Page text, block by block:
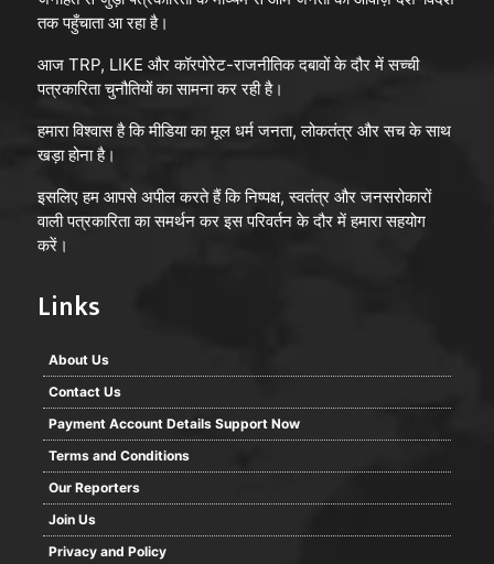
तक पहुँचाता आ रहा है।
आज TRP, LIKE और कॉरपोरेट-राजनीतिक दबावों के दौर में सच्ची
पत्रकारिता चुनौतियों का सामना कर रही है।
हमारा विश्वास है कि मीडिया का मूल धर्म जनता, लोकतंत्र और सच के साथ
खड़ा होना है।
इसलिए हम आपसे अपील करते हैं कि निष्पक्ष, स्वतंत्र और जनसरोकारों
वाली पत्रकारिता का समर्थन कर इस परिवर्तन के दौर में हमारा सहयोग
करें।
Links
About Us
Contact Us
Payment Account Details Support Now
Terms and Conditions
Our Reporters
Join Us
Privacy and Policy